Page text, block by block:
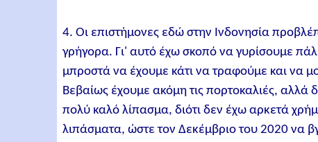
4. Οι επιστήμονες εδώ στην Ινδονησία
γρήγορα. Γι' αυτό έχω σκοπό να γυρίσουμε
μπροστά να έχουμε κάτι να τραφούμε και να
Βεβαίως έχουμε ακόμη τις πορτοκαλιές,
πολύ καλό λίπασμα, διότι δεν έχω αρκετά
λιπάσματα, ώστε τον Δεκέμβριο του 2020 να